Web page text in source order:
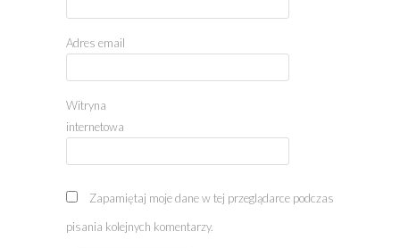
Adres email
Witryna
internetowa
Zapamiętaj moje dane w tej przeglądarce podczas
pisania kolejnych komentarzy.